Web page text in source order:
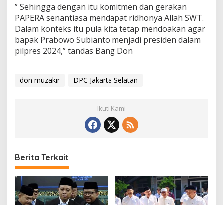
u
l
R
a
k
t
” Sehingga dengan itu komitmen dan gerakan
PAPERA senantiasa mendapat ridhonya Allah SWT.
Dalam konteks itu pula kita tetap mendoakan agar
bapak Prabowo Subianto menjadi presiden dalam
pilpres 2024,” tandas Bang Don
don muzakir DPC Jakarta Selatan
Ikuti Kami
Berita Terkait